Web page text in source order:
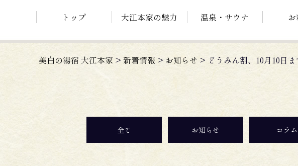
トップ 大江本家の魅力 温泉・サウナ
美白の湯宿 大江本家 > 新着情報 > お知らせ > どうみん割、10月10日
全て お知らせ コラム